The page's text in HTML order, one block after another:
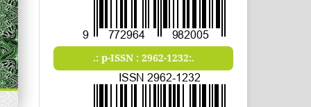
.: p-ISSN : 2962-1232:.